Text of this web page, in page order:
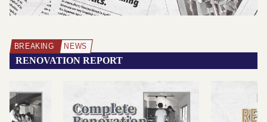
RENOVATION REPORT